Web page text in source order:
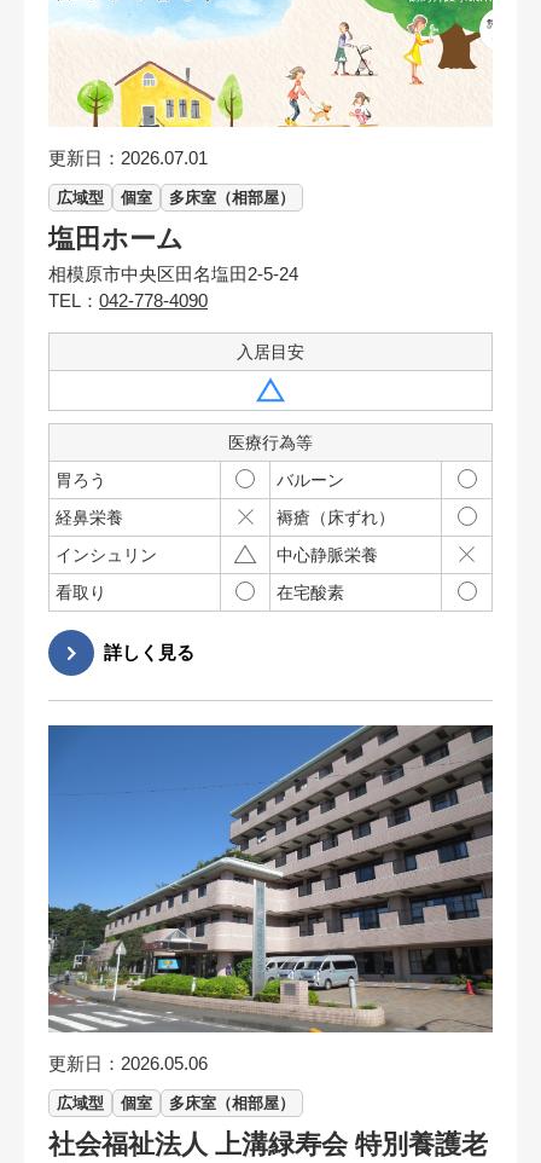
更新日：2026.07.01
広域型 個室 多床室（相部屋）
塩田ホーム
相模原市中央区田名塩田2-5-24
TEL： 042-778-4090
入居目安
医療行為等
胃ろう
バルーン
経鼻栄養
褥瘡（床ずれ）
インシュリン
中心静脈栄養
看取り
在宅酸素
更新日：2026.05.06
広域型 個室 多床室（相部屋）
社会福祉法人 上溝緑寿会 特別養護老